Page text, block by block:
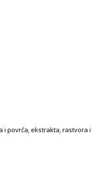
i povrća, ekstrakta, rastvora i